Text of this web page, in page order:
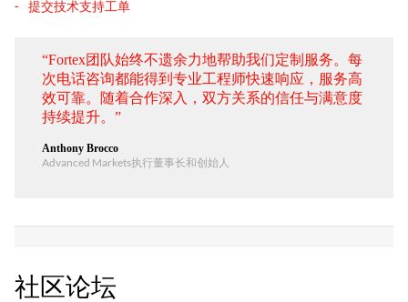
提交技术支持工单
“Fortex团队始终不遗余力地帮助我们定制服务。每
次电话咨询都能得到专业工程师快速响应，服务高
效可靠。随着合作深入，双方关系的信任与满意度
持续提升。”
Anthony Brocco
Advanced Markets执行董事长和创始人
社区论坛